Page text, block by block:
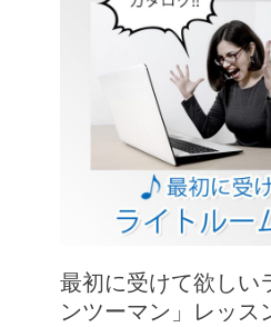
最初に受けて欲しい
ンツーマン」レッス